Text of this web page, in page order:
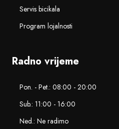
Servis bicikala
Program lojalnosti
Radno vrijeme
Pon. - Pet.: 08:00 - 20:00
Sub.: 11:00 - 16:00
Ned.: Ne radimo